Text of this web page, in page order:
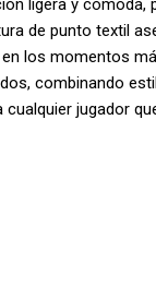
ligera y cómoda,
de punto textil
los momentos
combinando
jugador